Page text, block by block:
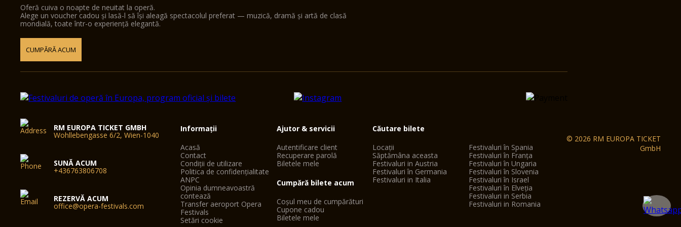
Oferă cuiva o noapte de neuitat la operă.
Alege un voucher cadou și lasă-l să își aleagă spectacolul preferat — muzică, dramă și artă de clasă
mondială, toate într-o experiență elegantă.
CUMPĂRĂ ACUM
RM EUROPA TICKET GMBH
Wohllebengasse 6/2, Wien-1040
SUNĂ ACUM
+436763806708
REZERVĂ ACUM
office@opera-festivals.com
Informații
Acasă
Contact
Condiții de utilizare
Politica de confidențialitate
ANPC
Opinia dumneavoastră
contează
Transfer aeroport Opera
Festivals
Setări cookie
Ajutor & servicii
Autentificare client
Recuperare parolă
Biletele mele
Cumpără bilete acum
Coșul meu de cumpărături
Cupone cadou
Biletele mele
Căutare bilete
Locații
Săptămâna aceasta
Festivaluri in Austria
Festivaluri în Germania
Festivaluri in Italia
Festivaluri în Spania
Festivaluri în Franța
Festivaluri în Ungaria
Festivaluri în Slovenia
Festivaluri în Israel
Festivaluri în Elveția
Festivaluri in Serbia
Festivaluri in Romania
© 2026 RM EUROPA TICKET
GmbH